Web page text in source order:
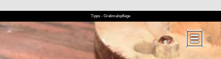
Tipps - Grabmalspflege